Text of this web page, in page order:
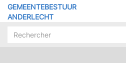
Overslaan
GEMEENTEBESTUUR
ANDERLECHT